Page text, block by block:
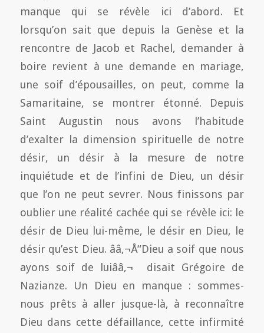
manque qui se révèle ici d’abord. Et
lorsqu’on sait que depuis la Genèse et la
rencontre de Jacob et Rachel, demander à
boire revient à une demande en mariage,
une soif d’épousailles, on peut, comme la
Samaritaine, se montrer étonné. Depuis
Saint Augustin nous avons l’habitude
d’exalter la dimension spirituelle de notre
désir, un désir à la mesure de notre
inquiétude et de l’infini de Dieu, un désir
que l’on ne peut sevrer. Nous finissons par
oublier une réalité cachée qui se révèle ici: le
désir de Dieu lui-même, le désir en Dieu, le
désir qu’est Dieu. ââ‚¬Å“Dieu a soif que nous
ayons soif de luiââ‚¬  disait Grégoire de
Nazianze. Un Dieu en manque : sommes-
nous prêts à aller jusque-là, à reconnaître
Dieu dans cette défaillance, cette infirmité